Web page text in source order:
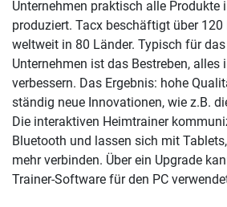
Unternehmen praktisch alle Produkte
produziert. Tacx beschäftigt über
weltweit in 80 Länder. Typisch für
Unternehmen ist das Bestreben, alles
verbessern. Das Ergebnis: hohe
ständig neue Innovationen, wie z.B.
Die interaktiven Heimtrainer
Bluetooth und lassen sich mit
mehr verbinden. Über ein Upgrade
Trainer-Software für den PC